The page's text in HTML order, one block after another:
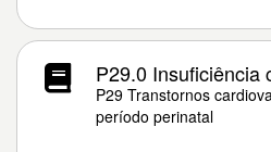
P29.0 Insuficiência
P29 Transtornos
período perinatal